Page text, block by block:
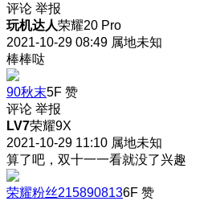
评论 举报
玩机达人荣耀20 Pro
2021-10-29 08:49 属地未知
棒棒哒
90秋末5F 赞
评论 举报
LV7荣耀9X
2021-10-29 11:10 属地未知
算了吧，双十一一看就没了兴趣
荣耀粉丝2158908136F 赞